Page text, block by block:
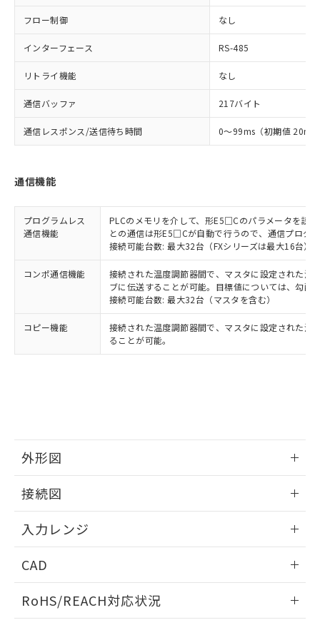
フロー制御 なし
インターフェース RS-485
リトライ機能 なし
通信バッファ 217バイト
通信レスポンス/送信待ち時間 0～99ms（初期値 20ms
通信機能
プログラムレス
通信機能
PLCのメモリを介して、形E5□Cのパラメータを読
との通信は形E5□Cが自動で行うので、通信プログ
接続可能台数: 最大32台（FXシリーズは最大16台）
コンポ通信機能
接続された温度調節器間で、マスタに設定された温
ブに伝送することが可能。目標値については、勾配
接続可能台数: 最大32台（マスタを含む）
コピー機能
接続された温度調節器間で、マスタに設定された温
ることが可能。
外形図
接続図
入力レンジ
CAD
ドすることができます。
RoHS/REACH対応状況